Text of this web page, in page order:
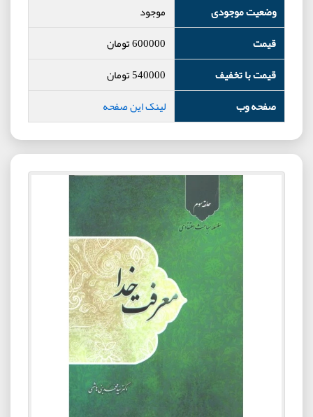
وضعیت موجودی
موجود
قیمت
600000تومان
قیمت با تخفیف
540000تومان
صفحه وب
لینک این صفحه